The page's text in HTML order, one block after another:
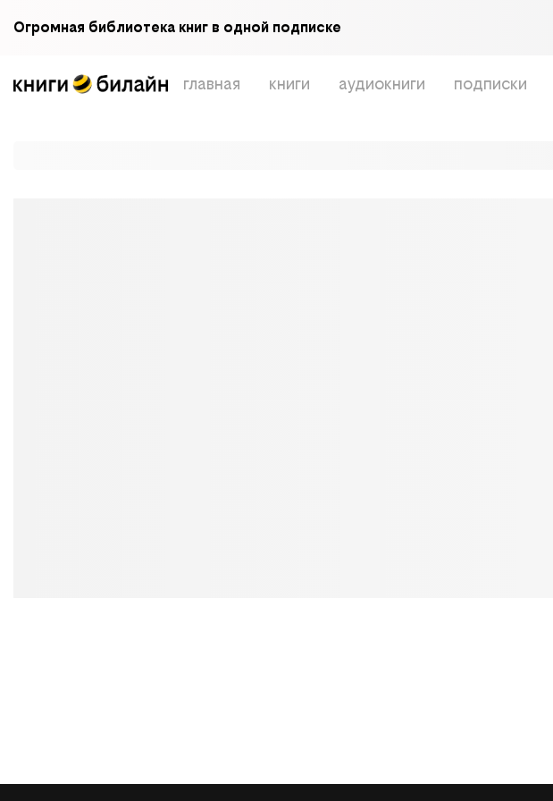
Огромная библиотека книг в одной подписке
главная книги аудиокниги подписки